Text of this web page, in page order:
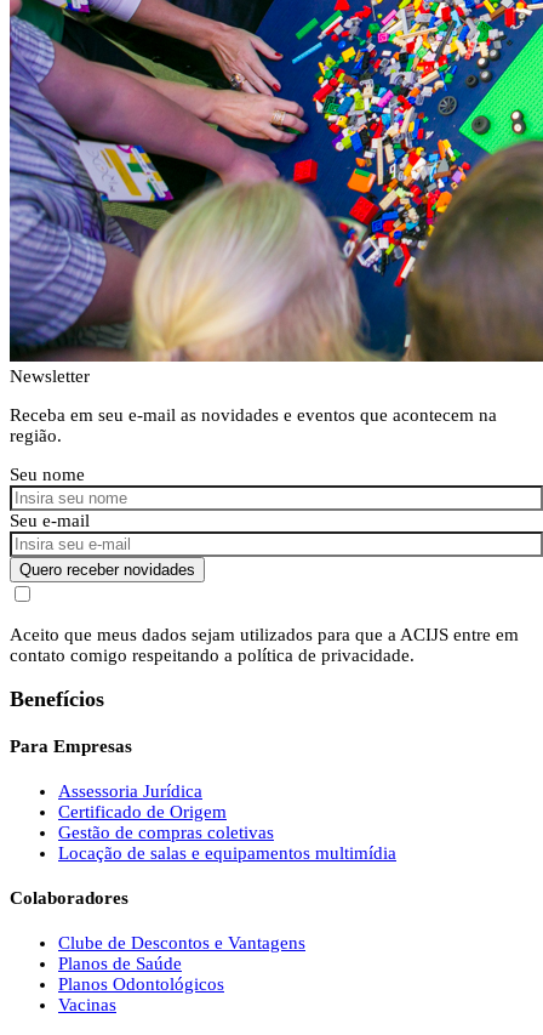
Newsletter
Receba em seu e-mail as novidades e eventos que acontecem na
região.
Seu nome
Seu e-mail
Quero receber novidades
Aceito que meus dados sejam utilizados para que a ACIJS entre em
contato comigo respeitando a política de privacidade.
Benefícios
Para Empresas
Assessoria Jurídica
Certificado de Origem
Gestão de compras coletivas
Locação de salas e equipamentos multimídia
Colaboradores
Clube de Descontos e Vantagens
Planos de Saúde
Planos Odontológicos
Vacinas